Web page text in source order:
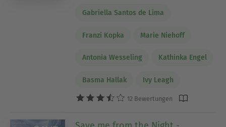
Gabriella Santos de Lima
Franzi Kopka Marie Niehoff
Antonia Wesseling Kathinka Engel
Basma Hallak Ivy Leagh
12 Bewertungen